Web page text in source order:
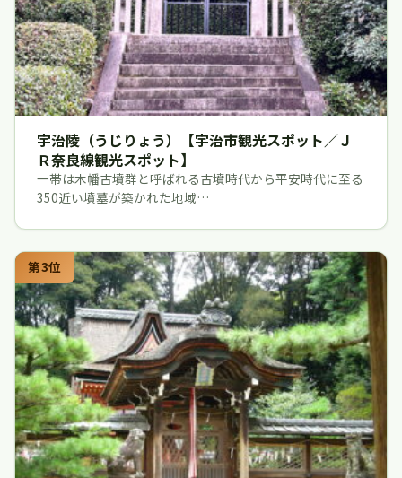
宇治陵（うじりょう）【宇治市観光スポット／Ｊ
Ｒ奈良線観光スポット】
一帯は木幡古墳群と呼ばれる古墳時代から平安時代に至る
350近い墳墓が築かれた地域…
第3位